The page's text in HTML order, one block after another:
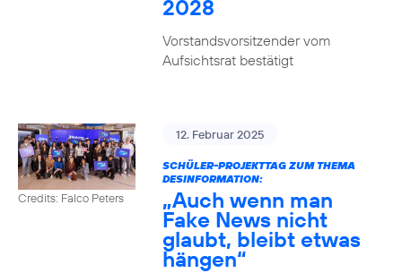
2028
Vorstandsvorsitzender vom
Aufsichtsrat bestätigt
Credits: Falco Peters
12. Februar 2025
SCHÜLER-PROJEKTTAG ZUM THEMA
DESINFORMATION:
„Auch wenn man
Fake News nicht
glaubt, bleibt etwas
hängen“